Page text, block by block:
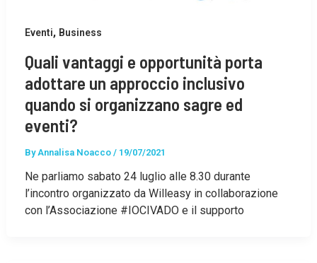
Eventi, Business
Quali vantaggi e opportunità porta
adottare un approccio inclusivo
quando si organizzano sagre ed
eventi?
By Annalisa Noacco / 19/07/2021
Ne parliamo sabato 24 luglio alle 8.30 durante
l’incontro organizzato da Willeasy in collaborazione
con l’Associazione #IOCIVADO e il supporto